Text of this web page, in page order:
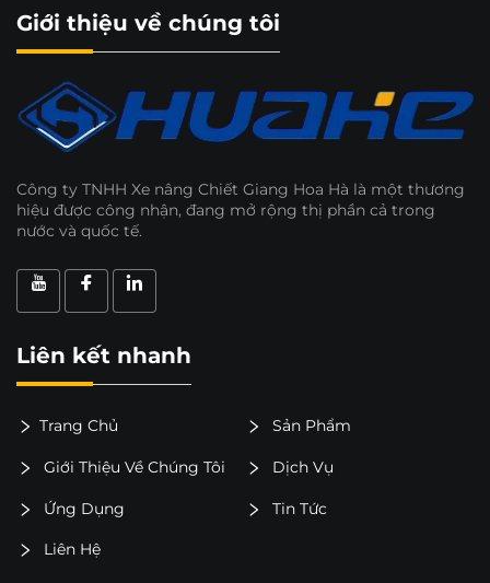
Giới thiệu về chúng tôi
Công ty TNHH Xe nâng Chiết Giang Hoa Hà là một thương
hiệu được công nhận, đang mở rộng thị phần cả trong
nước và quốc tế.
Liên kết nhanh
Trang Chủ Sản Phẩm
Giới Thiệu Về Chúng Tôi Dịch Vụ
Ứng Dụng Tin Tức
Liên Hệ